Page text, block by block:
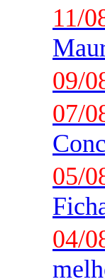
11/
09/
07/
05/
04/